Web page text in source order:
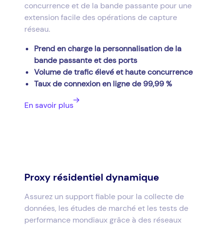
concurrence et de la bande passante pour une
extension facile des opérations de capture
réseau.
Prend en charge la personnalisation de la
bande passante et des ports
Volume de trafic élevé et haute concurrence
Taux de connexion en ligne de 99,99 %
En savoir plus
Proxy résidentiel dynamique
Assurez un support fiable pour la collecte de
données, les études de marché et les tests de
performance mondiaux grâce à des réseaux